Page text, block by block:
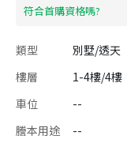
​符合首購資格嗎?
類型 別墅/透天
樓層
1-4樓/4樓
車位
--
謄本用途
--